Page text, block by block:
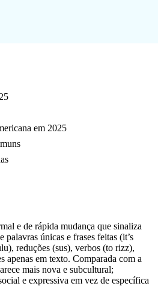
em 2025
e de rápida mudança que sinaliza
únicas e frases feitas (it’s
reduções (sus), verbos (to rizz),
apenas em texto. Comparada com a
mais nova e subcultural;
e expressiva em vez de específica